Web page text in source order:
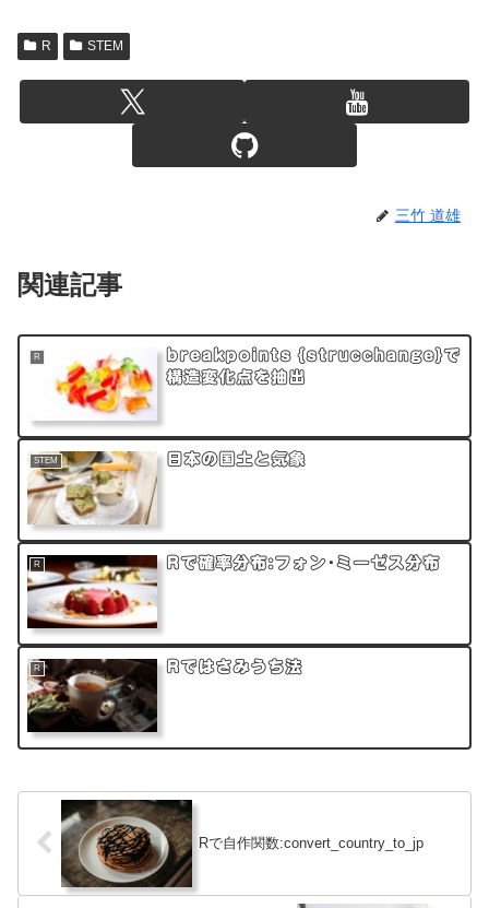
R STEM
三竹 道雄
関連記事
R
breakpoints {strucchange}で
構造変化点を抽出
STEM 日本の国土と気象
R Rで確率分布:フォン･ミーゼス分布
R Rではさみうち法
Rで自作関数:convert_country_to_jp